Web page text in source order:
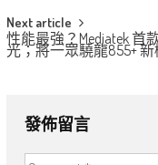
Next article
性能最強？Mediatek 首
光；將一眾驍龍855+
發佈留言